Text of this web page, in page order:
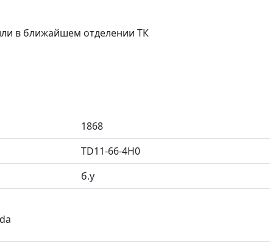
в ближайшем отделении ТК
1868
TD11-66-4H0
б.у